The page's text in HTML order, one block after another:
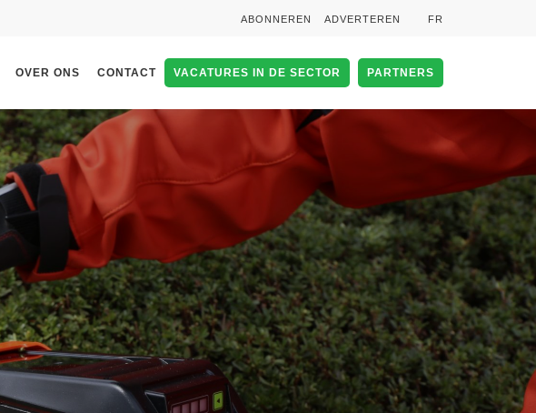
ABONNEREN ADVERTEREN FR
OVER ONS CONTACT VACATURES IN DE SECTOR PARTNERS